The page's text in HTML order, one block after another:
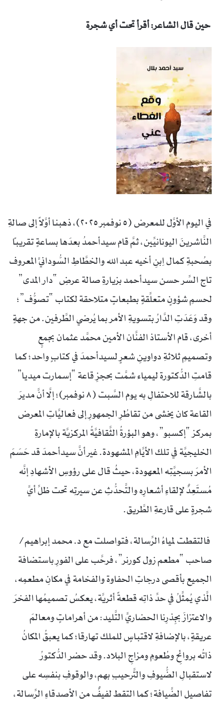
حين قال الشاعر: أقرأ تحت أي شجرة
في اليوم الأوَّل للمعرض (٥ نوفمبر ٢٠٢٥)، ذهبنا أوَّلاً إلى صالةِ
النَّاشرينَ اليونانيِّين، ثمَّ قام سيدأحمدُ بعدَها بساعةٍ تقريباً
بصُحبةِ كمال اِبنِ أخيه عبد الله والخطَّاطِ السُّودانيِّ المعروف
تاج السِّر حسن سيدأحمد بزيارةِ صالة عرضِ “دار المدى”
لحسمِ شؤونٍ متعلِّقةٍ بطبعاتٍ متلاحقة لكتاب “تصوُّف”؛
وقد وَعَدَتِ الدَّارُ بتسويةِ الأمر بما يُرضي الطَّرفين. من جهةٍ
أخرى، قام الأستاذ الفنَّان الأمين محمَّد عثمان بجمعِِ
وتصميمِ ثلاثةِ دواوينِ شعرٍ لسيدأحمدَ في كتابٍ واحد؛ كما
قامتِ الدُّكتورة ليمياء شمَّت بحجزِ قاعة “إسمارت ميديا”
بالشَّارقة للاحتفالِ به يوم السَّبت (٨ نوفمبر)؛ إلَّا أنَّ مديرَ
القاعة كان يخشى من تقاطُرِ الجمهورِ إلى فعاليَّاتِ المعرض
بمركز “إكسبو”، وهو البؤرةُ الثَّقافيَّةُ المركزيَّة بالإمارةِ
الخليجيَّة في تلك الأيَّامِ المشهودة. غير أنَّ سيدأحمدَ قد حَسَمَ
الأمرَ بسجيَّتِه المعهودة، حيثُ قال على رؤوسِ الأشهادِ إنَّه
مُستَعِدٌ لإلقاءِ أشعارِه والتَّحدُّثِ عن سيرتِه تحت ظلِّ أيِّ
شجرةٍ على قارعةِ الطَّريق.
فالتقطت لمياءُ الرِّسالة، فتواصلت مع د. محمد إبراهيم/
صاحب “مطعم زول كورنر”، فرحَّب على الفورِ باستضافة
الجميع بأقصى درجاتِ الحفاوة والفخامة في مكانِ مطعمِه،
الَّذي يُمثِّلُ في حدِّ ذاتِه قطعةً أثريَّة، يعكسُ تصميمُها الفخرَ
والاعتزازَ بجِذرِنا الحضاريِّ التَّليد: من أهراماتٍ ومعالمَ
عريقةٍ، بالإضافةِ لاقتباسٍ للملك تهارقا؛ كما يعبقُ المكانُ
ذاتُه بروائحِ وطُعومِ ومزاجِ البلاد. وقد حضر الدُّكتورُ
لاستقبالِ الضُّيوفِ والتَّرحيبِ بهم، والوقوفِ بنفسِه على
تفاصيل الضِّيافة؛ كما التقط لفيفٌ من الأصدقاءِ الرِّسالة،